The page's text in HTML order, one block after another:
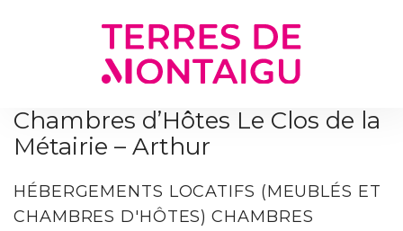
Chambres d’Hôtes Le Clos de la
Métairie – Arthur
HÉBERGEMENTS LOCATIFS (MEUBLÉS ET
CHAMBRES D'HÔTES) CHAMBRES